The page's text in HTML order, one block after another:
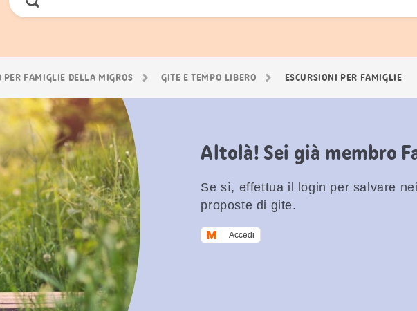
Cerca
FAMIGLIE DELLA MIGROS GITE E TEMPO LIBERO ESCURSIONI PER FAMIGLIE
Altolà! Sei già membro
Se sì, effettua il login per salvare
proposte di gite.
Accedi